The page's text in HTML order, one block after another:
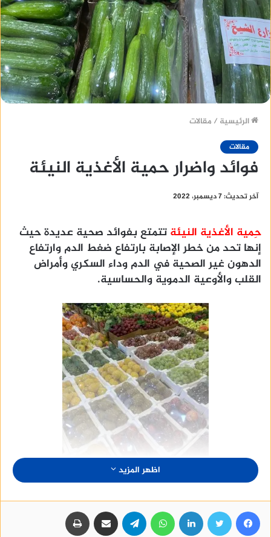
الرئيسية / مقالات
مقالات
فوائد واضرار حمية الأغذية النيئة
آخر تحديث: 7 ديسمبر، 2022
حِمية الأغذية النيئة تتمتع بفوائد صحية عديدة حيث
إنها تحد من خطر الإصابة بارتفاع ضغط الدم وارتفاع
الدهون غير الصحية في الدم وداء السكري وأمراض
القلب والأوعية الدموية والحساسية.
اظهر المزيد